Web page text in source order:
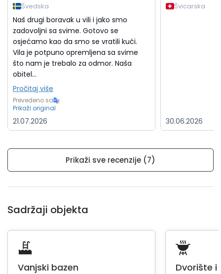
Švedska
Naš drugi boravak u vili i jako smo
zadovoljni sa svime. Gotovo se
osjećamo kao da smo se vratili kući.
Vila je potpuno opremljena sa svime
što nam je trebalo za odmor. Naša
obitel...
Pročitaj više
Prevedeno sa
Prikaži original
21.07.2026
Švicarska
30.06.2026
Prikaži sve recenzije (7)
Sadržaji objekta
Vanjski bazen Dvorište i